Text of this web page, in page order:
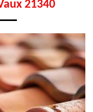
21340